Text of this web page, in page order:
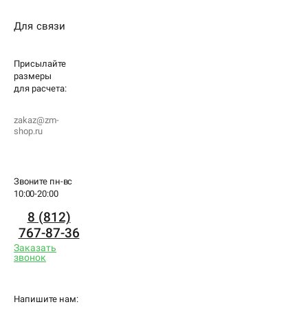
Для связи
Присылайте
размеры
для расчета:
zakaz@zm-
shop.ru
Звоните пн-вс
10:00-20:00
8 (812)
767-87-36
Заказать
звонок
Напишите нам: